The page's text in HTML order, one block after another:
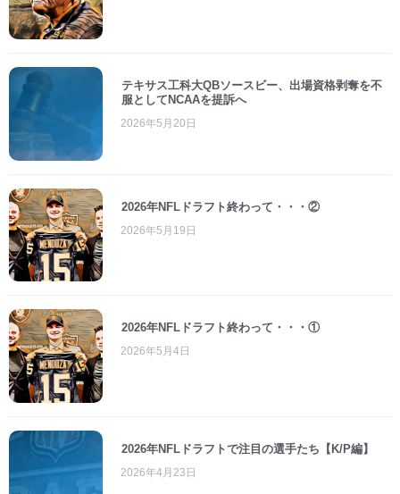
テキサス工科大QBソースビー、出場資格剥奪を不
服としてNCAAを提訴へ
2026年5月20日
2026年NFLドラフト終わって・・・②
2026年5月19日
2026年NFLドラフト終わって・・・①
2026年5月4日
2026年NFLドラフトで注目の選手たち【K/P編】
2026年4月23日